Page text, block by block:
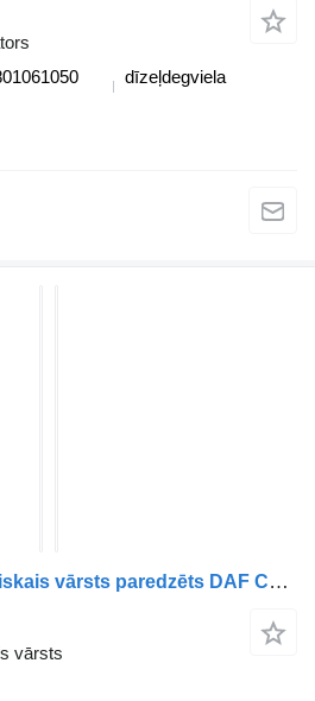
dīzeļdegviela
DAF 1385440 pneimatiskais vārsts paredzēts DAF CF85 vilcēja
vārsts